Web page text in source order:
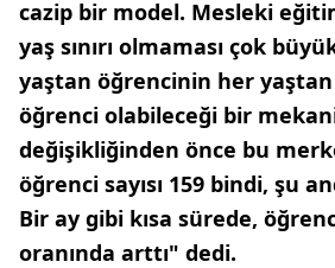
cazip bir model. Mesleki
yaş sınırı olmaması çok
yaştan öğrencinin her yaştan
öğrenci olabileceği bir
değişikliğinden önce bu
öğrenci sayısı 159 bindi, şu
Bir ay gibi kısa sürede,
oranında arttı" dedi.